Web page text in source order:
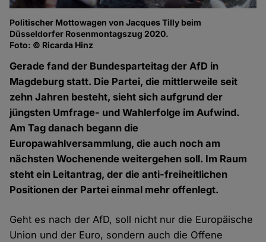
Politischer Mottowagen von Jacques Tilly beim
Düsseldorfer Rosenmontagszug 2020.
Foto: © Ricarda Hinz
Gerade fand der Bundesparteitag der AfD in
Magdeburg statt. Die Partei, die mittlerweile seit
zehn Jahren besteht, sieht sich aufgrund der
jüngsten Umfrage- und Wahlerfolge im Aufwind.
Am Tag danach begann die
Europawahlversammlung, die auch noch am
nächsten Wochenende weitergehen soll. Im Raum
steht ein Leitantrag, der die anti-freiheitlichen
Positionen der Partei einmal mehr offenlegt.
Geht es nach der AfD, soll nicht nur die Europäische
Union und der Euro, sondern auch die Offene